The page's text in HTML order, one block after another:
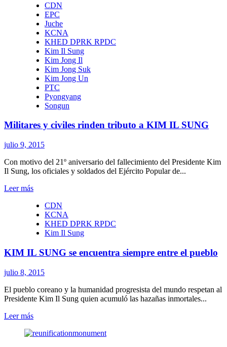
Sinmun
destaca
necesidad
de
frustrar
guerra
bioquímica
de
EE.UU.
CDN
EPC
Juche
KCNA
KHED DPRK RPDC
Kim Il Sung
Kim Jong Il
Kim Jong Suk
Kim Jong Un
PTC
Pyongyang
Songun
Militares y civiles rinden tributo a KIM IL SUNG
julio 9, 2015
Con motivo del 21º aniversario del fallecimiento del Presidente Kim
Il Sung, los oficiales y soldados del Ejército Popular de...
Leer másLeer
sobre
Militares
y
civiles
tributo
KIM
IL
SUNG
CDN
KCNA
KHED DPRK RPDC
Kim Il Sung
KIM IL SUNG se encuentra siempre entre el pueblo
julio 8, 2015
El pueblo coreano y la humanidad progresista del mundo respetan al
Presidente Kim Il Sung quien acumuló las hazañas inmortales...
Leer másLeer
sobre